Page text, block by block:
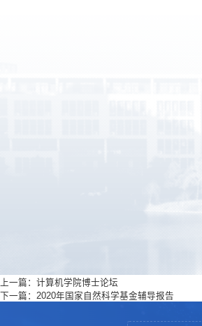
上一篇： 计算机学院博士论坛
下一篇： 2020年国家自然科学基金辅导报告